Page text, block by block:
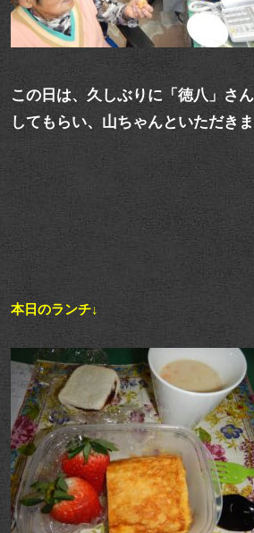
この日は、久しぶりに「徳八」さ
してもらい、山ちゃんといただきま
本日のランチ↓